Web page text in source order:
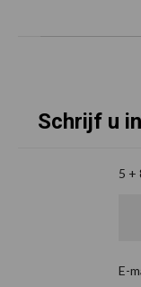
Schrijf u
5 +
E-